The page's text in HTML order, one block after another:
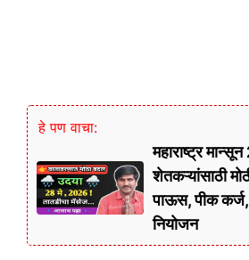
हे पण वाचा:
महाराष्ट्र
शेतकऱ्यांसाठी
पाऊस, पीक
नियोजन